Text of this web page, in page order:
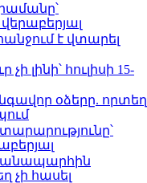
է վտարել
լինի՝ հուլիսի 15-
օձերը. որտեղ
չի հասել